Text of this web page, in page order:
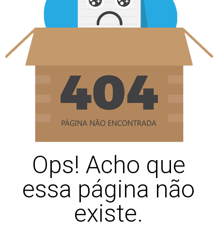
Ops! Acho que
essa página não
existe.